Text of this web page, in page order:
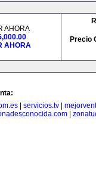
AHORA
AHORA
Precio
servicios.tv
|